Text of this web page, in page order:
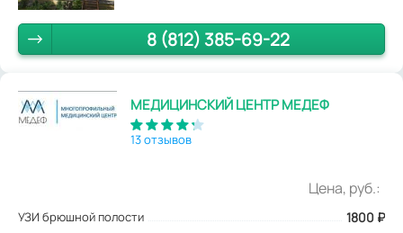
8 (812) 385-69-22
МЕДИЦИНСКИЙ ЦЕНТР МЕДЕФ
13 отзывов
Цена, руб.:
УЗИ брюшной полости 1800 ₽